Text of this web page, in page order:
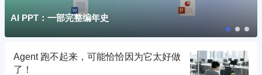
AI PPT：一部完整编年史
Agent 跑不起来，可能恰恰因为它太好做
了！